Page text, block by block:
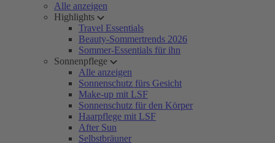
Alle anzeigen
Highlights
Travel Essentials
Beauty-Sommertrends 2026
Sommer-Essentials für ihn
Sonnenpflege
Alle anzeigen
Sonnenschutz fürs Gesicht
Make-up mit LSF
Sonnenschutz für den Körper
Haarpflege mit LSF
After Sun
Selbstbräuner